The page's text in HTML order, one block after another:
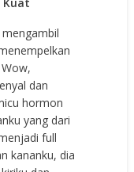
dan
hormon
yang dari
full
kananku, dia